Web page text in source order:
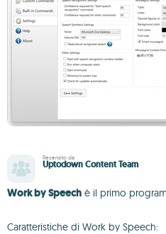
Recensito da
Uptodown Content Team
Work by Speech è il primo
Caratteristiche di Work by Speech: